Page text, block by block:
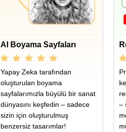
AI Boyama Sayfaları
Yapay Zeka tarafından
oluşturulan boyama
sayfalarımızla büyülü bir sanat
dünyasını keşfedin – sadece
sizin için oluşturulmuş
benzersiz tasarımlar!
–